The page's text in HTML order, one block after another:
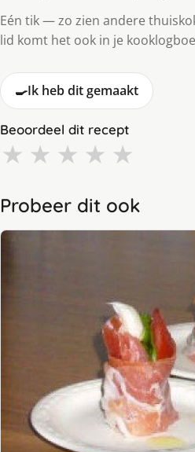
Eén tik — zo zien andere
lid komt het ook in je
🍳Ik heb dit gemaakt
Beoordeel dit recept
★ ★ ★ ★ ★
Probeer dit ook